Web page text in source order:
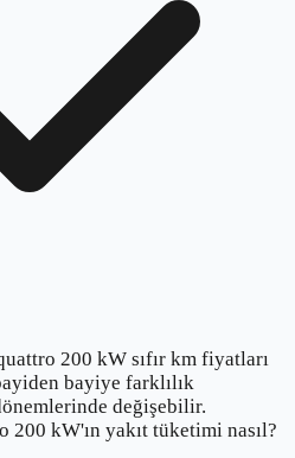
200 kW sıfır km fiyatları
bayiye farklılık
değişebilir.
200 kW'ın yakıt tüketimi nasıl?